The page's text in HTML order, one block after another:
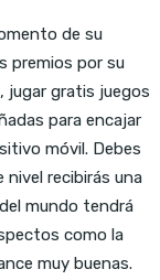
de su
premios por su
jugar gratis juegos
para encajar
móvil. Debes
nivel recibirás una
mundo tendrá
como la
muy buenas.